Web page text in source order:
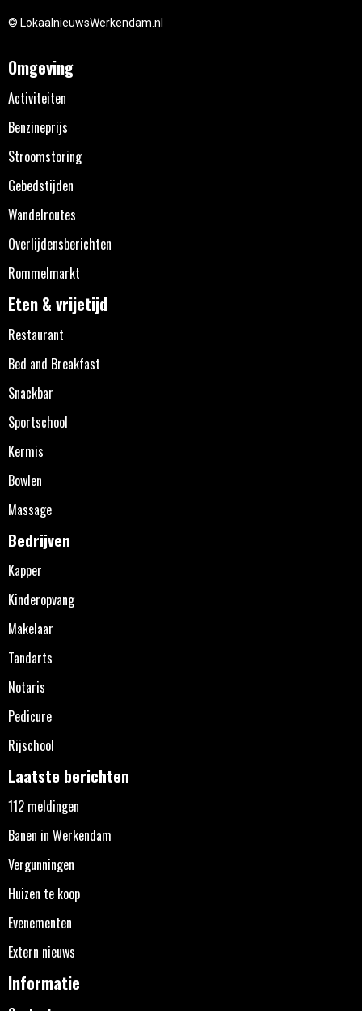
© LokaalnieuwsWerkendam.nl
Omgeving
Activiteiten
Benzineprijs
Stroomstoring
Gebedstijden
Wandelroutes
Overlijdensberichten
Rommelmarkt
Eten & vrijetijd
Restaurant
Bed and Breakfast
Snackbar
Sportschool
Kermis
Bowlen
Massage
Bedrijven
Kapper
Kinderopvang
Makelaar
Tandarts
Notaris
Pedicure
Rijschool
Laatste berichten
112 meldingen
Banen in Werkendam
Vergunningen
Huizen te koop
Evenementen
Extern nieuws
Informatie